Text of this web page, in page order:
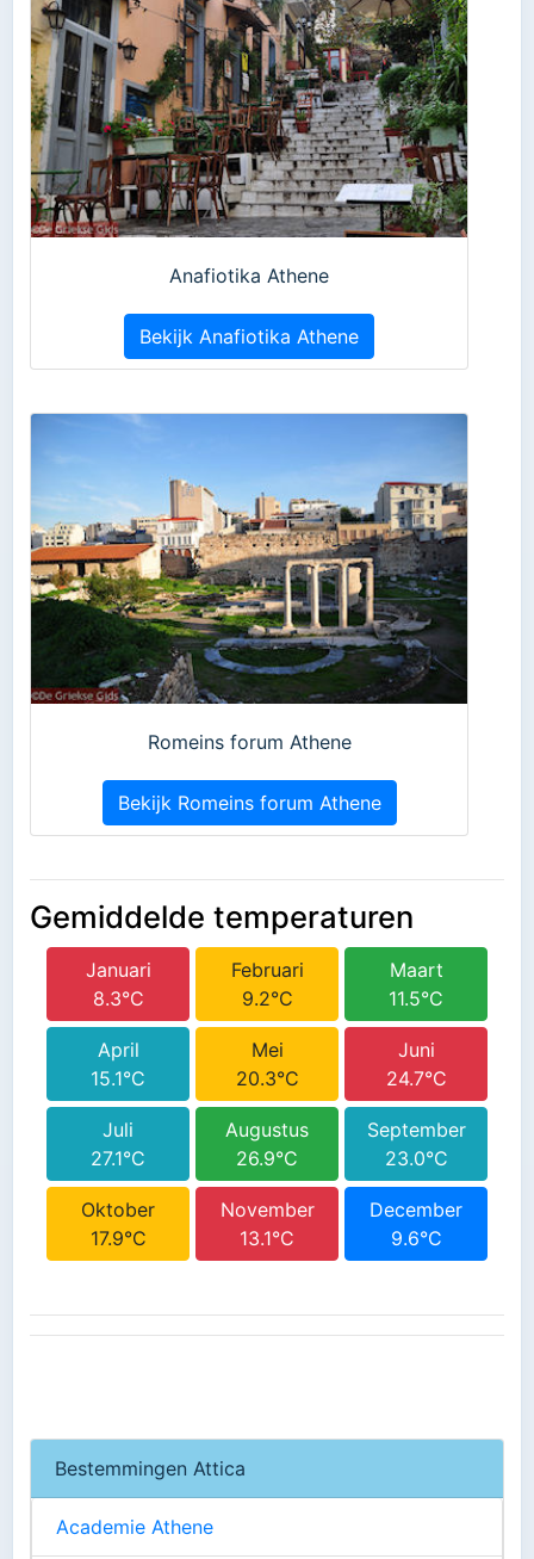
Anafiotika Athene
Bekijk Anafiotika Athene
Romeins forum Athene
Bekijk Romeins forum Athene
Gemiddelde temperaturen
Januari
8.3°C
Februari
9.2°C
Maart
11.5°C
April
15.1°C
Mei
20.3°C
Juni
24.7°C
Juli
27.1°C
Augustus
26.9°C
September
23.0°C
Oktober
17.9°C
November
13.1°C
December
9.6°C
Bestemmingen Attica
Academie Athene